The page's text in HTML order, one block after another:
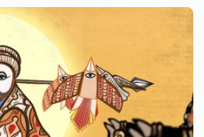
كاملة مع يوسف موسى .